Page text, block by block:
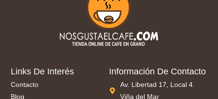
Links De Interés
Contacto
Blog
Información De Contacto
Av. Libertad 17, Local 4.
Viña del Mar